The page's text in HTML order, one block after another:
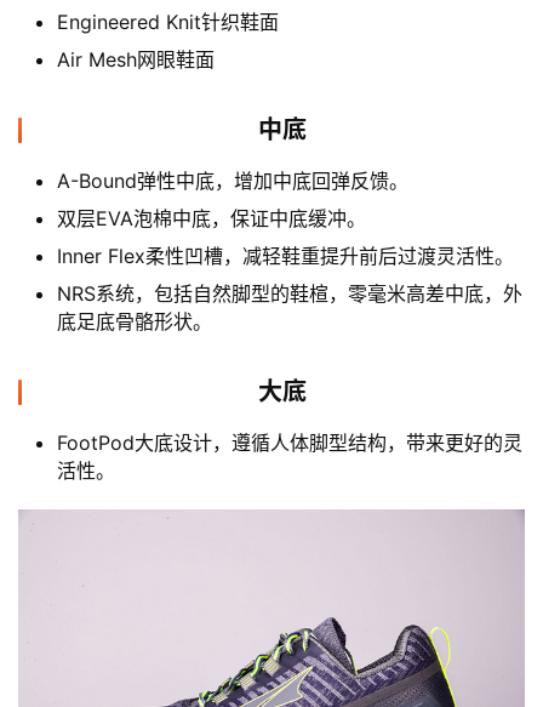
Engineered Knit针织鞋面
Air Mesh网眼鞋面
中底
A-Bound弹性中底，增加中底回弹反馈。
双层EVA泡棉中底，保证中底缓冲。
Inner Flex柔性凹槽，减轻鞋重提升前后过渡灵活性。
NRS系统，包括自然脚型的鞋楦，零毫米高差中底，外
底足底骨骼形状。
大底
FootPod大底设计，遵循人体脚型结构，带来更好的灵
活性。